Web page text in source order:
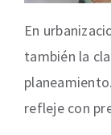
En
también la
refleje con